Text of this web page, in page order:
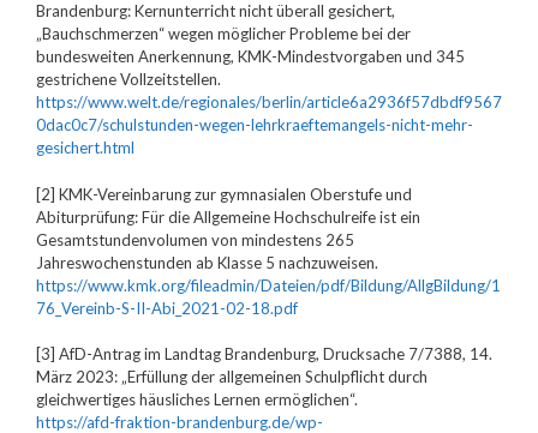
Brandenburg: Kernunterricht nicht überall gesichert,
„Bauchschmerzen“ wegen möglicher Probleme bei der
bundesweiten Anerkennung, KMK-Mindestvorgaben und 345
gestrichene Vollzeitstellen.
https://www.welt.de/regionales/berlin/article6a2936f57dbdf9567
0dac0c7/schulstunden-wegen-lehrkraeftemangels-nicht-mehr-
gesichert.html
[2] KMK-Vereinbarung zur gymnasialen Oberstufe und
Abiturprüfung: Für die Allgemeine Hochschulreife ist ein
Gesamtstundenvolumen von mindestens 265
Jahreswochenstunden ab Klasse 5 nachzuweisen.
https://www.kmk.org/fileadmin/Dateien/pdf/Bildung/AllgBildung/1
76_Vereinb-S-II-Abi_2021-02-18.pdf
[3] AfD-Antrag im Landtag Brandenburg, Drucksache 7/7388, 14.
März 2023: „Erfüllung der allgemeinen Schulpflicht durch
gleichwertiges häusliches Lernen ermöglichen“.
https://afd-fraktion-brandenburg.de/wp-